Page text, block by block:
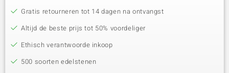
Gratis retourneren tot 14 dagen na ontvangst
Altijd de beste prijs tot 50% voordeliger
Ethisch verantwoorde inkoop
500 soorten edelstenen